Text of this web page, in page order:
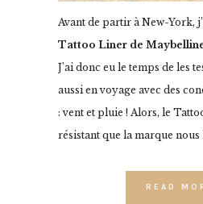
Avant de partir à New-York,
Tattoo Liner de
J’ai donc eu le temps de les
aussi en voyage avec des
: vent et pluie ! Alors, le
résistant que la marque nous
READ